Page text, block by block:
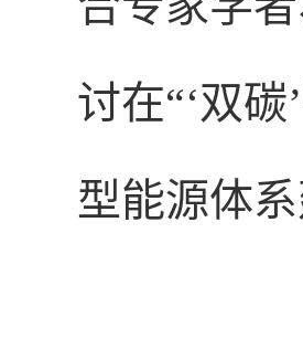
讨在“‘双
型能源体